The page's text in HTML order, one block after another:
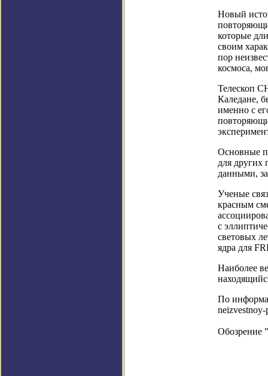
Новый
которые
своим
пор
космоса,
Телескоп
Каледане,
именно с
Основные
для других
данными,
Ученые
красным
с
световых
ядра для
Наиболее
По
Обозрение "